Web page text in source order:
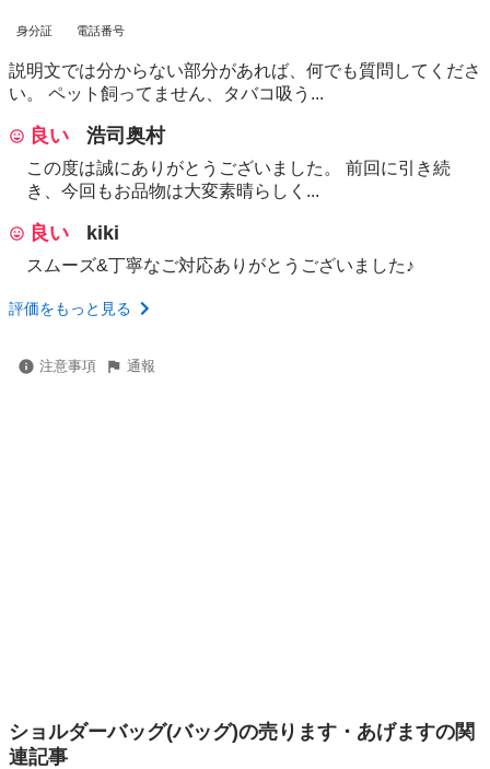
身分証 電話番号
説明文では分からない部分があれば、何でも質問してくださ
い。 ペット飼ってません、タバコ吸う...
良い 浩司奥村
この度は誠にありがとうございました。 前回に引き続
き、今回もお品物は大変素晴らしく...
良い kiki
スムーズ&丁寧なご対応ありがとうございました♪
評価をもっと見る
注意事項 通報
ショルダーバッグ(バッグ)の売ります・あげますの関
連記事